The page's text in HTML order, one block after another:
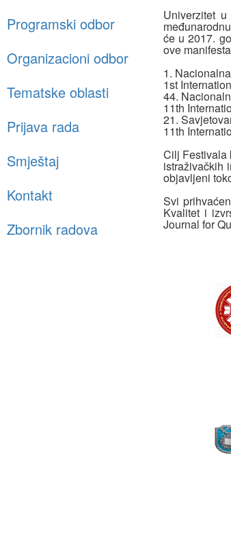
Programski odbor
Organizacioni odbor
Tematske oblasti
Prijava rada
Smještaj
Kontakt
Zbornik radova
Univerzitet
će u 2017.
ove
1.
1st
44.
11th
21.
11th
Cilj Festivala
istraživačkih
objavljeni
Svi
Kvalitet i
Journal for